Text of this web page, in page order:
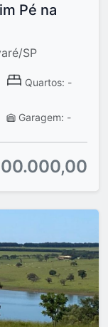
Pé na
SP
Quartos: -
Garagem: -